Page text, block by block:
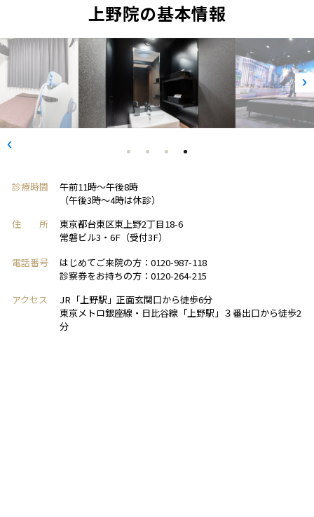
上野院の基本情報
診療時間
午前11時～午後8時
（午後3時～4時は休診）
住 所
東京都台東区東上野2丁目18-6
常磐ビル3・6F（受付3F）
電話番号
はじめてご来院の方：0120-987-118
診察券をお持ちの方：0120-264-215
アクセス
JR「上野駅」正面玄関口から徒歩6分
東京メトロ銀座線・日比谷線「上野駅」３番出口から徒歩2
分